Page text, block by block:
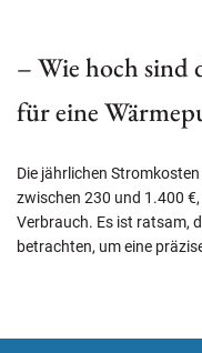
– Wie hoch sind
für eine
Die jährlichen
zwischen 230 und 1.400
Verbrauch. Es ist ratsam,
betrachten, um eine